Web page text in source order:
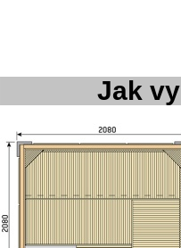
Jak